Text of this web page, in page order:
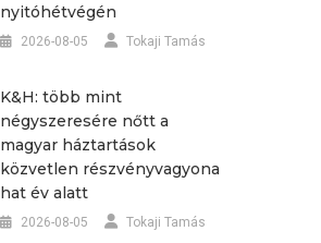
nyitóhétvégén
2026-08-05 Tokaji Tamás
K&H: több mint
négyszeresére nőtt a
magyar háztartások
közvetlen részvényvagyona
hat év alatt
2026-08-05 Tokaji Tamás